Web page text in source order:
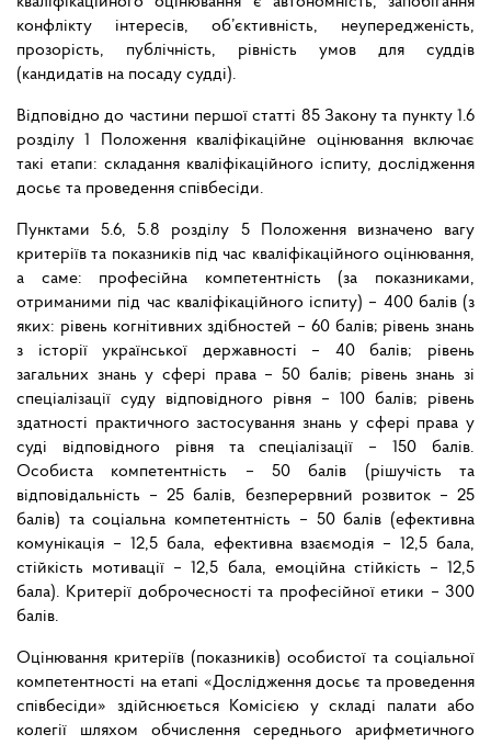
конфлікту інтересів, об’єктивність, неупередженість,
прозорість, публічність, рівність умов для суддів
(кандидатів на посаду судді).
Відповідно до частини першої статті 85 Закону та пункту 1.6
розділу 1 Положення кваліфікаційне оцінювання включає
такі етапи: складання кваліфікаційного іспиту, дослідження
досьє та проведення співбесіди.
Пунктами 5.6, 5.8 розділу 5 Положення визначено вагу
критеріїв та показників під час кваліфікаційного оцінювання,
а саме: професійна компетентність (за показниками,
отриманими під час кваліфікаційного іспиту) – 400 балів (з
яких: рівень когнітивних здібностей – 60 балів; рівень знань
з історії української державності – 40 балів; рівень
загальних знань у сфері права – 50 балів; рівень знань зі
спеціалізації суду відповідного рівня – 100 балів; рівень
здатності практичного застосування знань у сфері права у
суді відповідного рівня та спеціалізації – 150 балів.
Особиста компетентність – 50 балів (рішучість та
відповідальність – 25 балів, безперервний розвиток – 25
балів) та соціальна компетентність – 50 балів (ефективна
комунікація – 12,5 бала, ефективна взаємодія – 12,5 бала,
стійкість мотивації – 12,5 бала, емоційна стійкість – 12,5
бала). Критерії доброчесності та професійної етики – 300
балів.
Оцінювання критеріїв (показників) особистої та соціальної
компетентності на етапі «Дослідження досьє та проведення
співбесіди» здійснюється Комісією у складі палати або
колегії шляхом обчислення середнього арифметичного